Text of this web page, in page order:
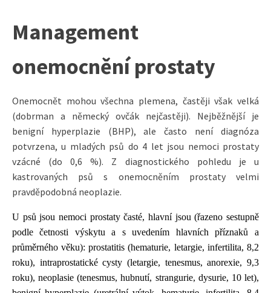
Management
onemocnění prostaty
Onemocnět mohou všechna plemena, častěji však velká
(dobrman a německý ovčák nejčastěji). Nejběžnější je
benigní hyperplazie (BHP), ale často není diagnóza
potvrzena, u mladých psů do 4 let jsou nemoci prostaty
vzácné (do 0,6 %). Z diagnostického pohledu je u
kastrovaných psů s onemocněním prostaty velmi
pravděpodobná neoplazie.
U psů jsou nemoci prostaty časté, hlavní jsou (řazeno sestupně
podle četnosti výskytu a s uvedením hlavních příznaků a
průměrného věku): prostatitis (hematurie, letargie, infertilita, 8,2
roku), intraprostatické cysty (letargie, tenesmus, anorexie, 9,3
roku), neoplasie (tenesmus, hubnutí, strangurie, dysurie, 10 let),